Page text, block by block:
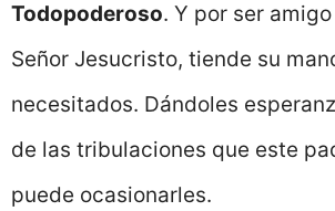
Todopoderoso. Y por ser
Señor Jesucristo, tiende su
necesitados. Dándoles
de las tribulaciones que este
puede ocasionarles.